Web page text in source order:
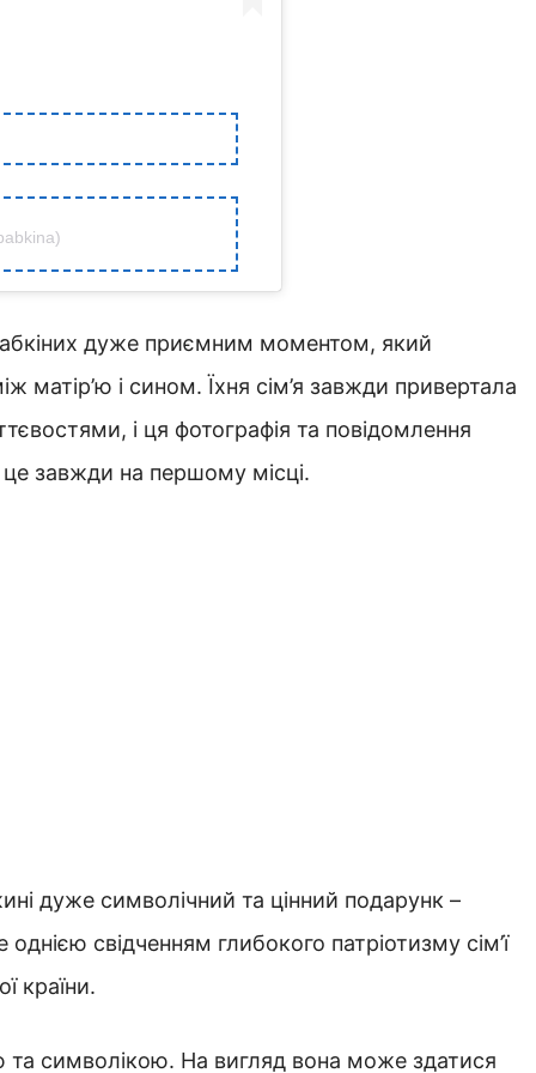
дуже приємним моментом, який
матір’ю і сином. Їхня сім’я завжди привертала
і ця фотографія та повідомлення
завжди на першому місці.
дуже символічний та цінний подарунк –
свідченням глибокого патріотизму сім’ї
країни.
та символікою. На вигляд вона може здатися